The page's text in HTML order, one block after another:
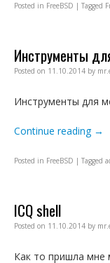
Posted in FreeBSD | Tagged
Инструменты
Posted on 11.10.2014 by
Инструменты для
Continue reading →
Posted in FreeBSD | Tagged
ICQ shell
Posted on 11.10.2014 by
Как то пришла мне